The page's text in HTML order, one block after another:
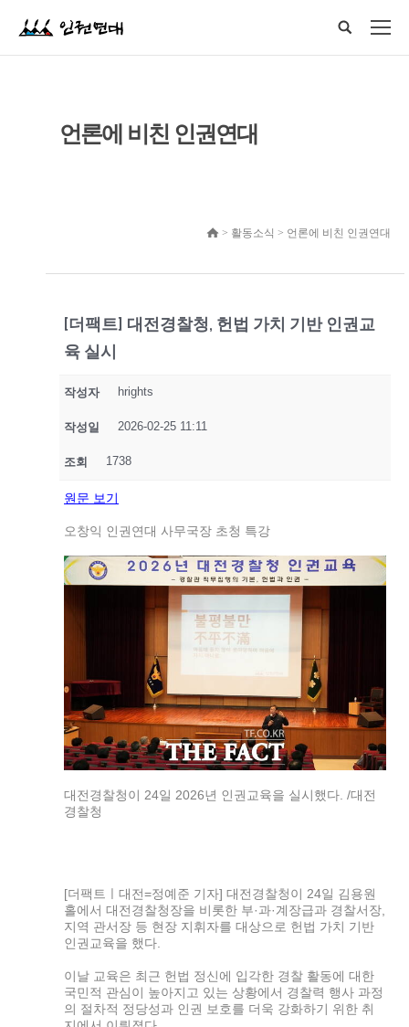
언론에 비친 인권연대
> 활동소식 > 언론에 비친 인권연대
[더팩트] 대전경찰청, 헌법 가치 기반 인권교
육 실시
작성자 hrights
작성일 2026-02-25 11:11
조회 1738
원문 보기
오창익 인권연대 사무국장 초청 특강
대전경찰청이 24일 2026년 인권교육을 실시했다. /대전
경찰청
[더팩트ㅣ대전=정예준 기자] 대전경찰청이 24일 김용원
홀에서 대전경찰청장을 비롯한 부·과·계장급과 경찰서장,
지역 관서장 등 현장 지휘자를 대상으로 헌법 가치 기반
인권교육을 했다.
이날 교육은 최근 헌법 정신에 입각한 경찰 활동에 대한
국민적 관심이 높아지고 있는 상황에서 경찰력 행사 과정
의 절차적 정당성과 인권 보호를 더욱 강화하기 위한 취